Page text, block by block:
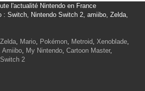
l'actualité Nintendo en France
: Switch, Nintendo Switch 2, amiibo, Zelda,
Zelda, Mario, Pokémon, Metroid, Xenoblade,
Amiibo, My Nintendo, Cartoon Master,
2